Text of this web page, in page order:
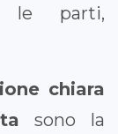
le parti,
chiara
sono la